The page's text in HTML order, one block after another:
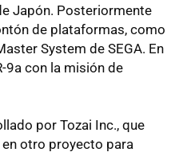
Japón. Posteriormente
de plataformas, como
System de SEGA. En
9a con la misión de
por Tozai Inc., que
otro proyecto para